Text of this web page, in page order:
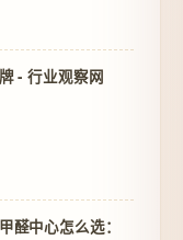
- 行业观察网
醛中心怎么选：